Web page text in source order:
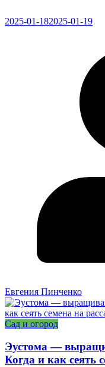
2025-01-182025-01-19
Евгения Пинченко
Сад и огород
Эустома —
Когда и как сеять